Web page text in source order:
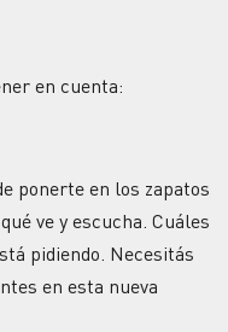
en cuenta:
ponerte en los zapatos
ve y escucha. Cuáles
pidiendo. Necesitás
en esta nueva